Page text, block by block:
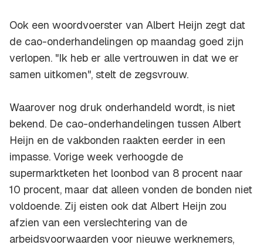
Ook een woordvoerster van Albert Heijn zegt dat
de cao-onderhandelingen op maandag goed zijn
verlopen. "Ik heb er alle vertrouwen in dat we er
samen uitkomen", stelt de zegsvrouw.
Waarover nog druk onderhandeld wordt, is niet
bekend. De cao-onderhandelingen tussen Albert
Heijn en de vakbonden raakten eerder in een
impasse. Vorige week verhoogde de
supermarktketen het loonbod van 8 procent naar
10 procent, maar dat alleen vonden de bonden niet
voldoende. Zij eisten ook dat Albert Heijn zou
afzien van een verslechtering van de
arbeidsvoorwaarden voor nieuwe werknemers,